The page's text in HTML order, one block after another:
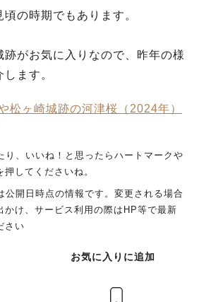
の時期でもあります。
跡がお気に入りなので、昨年の様
ます。
松ヶ崎城跡の河津桜（2024年）
、いいね！と思ったらハートマークや
してくださいね。
開日時点の情報です。変更される場合
かけ、サービス利用の際はHP等で最新
さい
お気に入りに追加